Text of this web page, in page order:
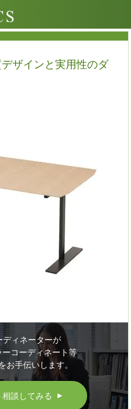
ザインと実用性のダ
ディネーターが
コーディネート等
お手伝いします。
談してみる ▲